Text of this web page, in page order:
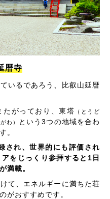
暦寺
いるであろう、比叡山延暦
たがっており、東塔
（とうど
わ）
という3つの地域を合わ
。
され、世界的にも評価され
をじっくり参拝すると1日
満載。
て、エネルギーに満ちた荘
がおすすめです。